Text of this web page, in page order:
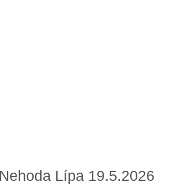
Nehoda Lípa 19.5.2026